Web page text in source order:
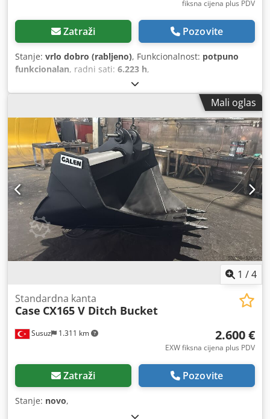
fiksna cijena plus PDV
Zatraži Pozovite
Stanje: vrlo dobro (rabljeno), Funkcionalnost: potpuno
funkcionalan, radni sati: 6.223 h,
Mali oglas
1 /4
Susuz 1.311 km
Standardna kanta
Case CX165 V Ditch Bucket
2.600 €
EXW fiksna cijena plus PDV
Zatraži Pozovite
Stanje: novo,